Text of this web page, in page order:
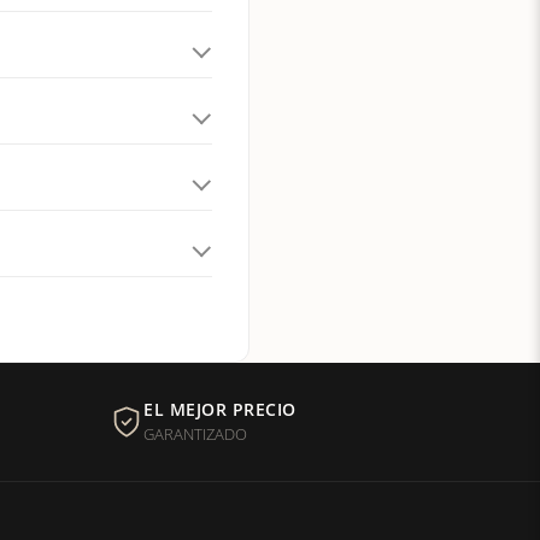
EL MEJOR PRECIO
GARANTIZADO